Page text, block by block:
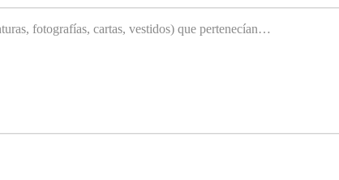
fotografías, cartas, vestidos) que pertenecían…